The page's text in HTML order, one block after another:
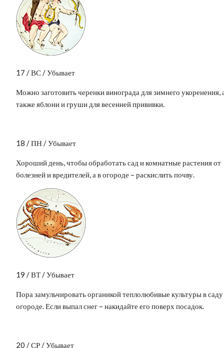
17 / ВС / Убывает
Можно заготовить черенки винограда для зимнего укоренения,
также яблони и груши для весенней прививки.
18 / ПН / Убывает
Хороший день, чтобы обработать сад и комнатные растения от
болезней и вредителей, а в огороде – раскислить почву.
19 / ВТ / Убывает
Пора замульчировать органикой теплолюбивые культуры в
огороде. Если выпал снег – накидайте его поверх посадок.
20 / СР / Убывает